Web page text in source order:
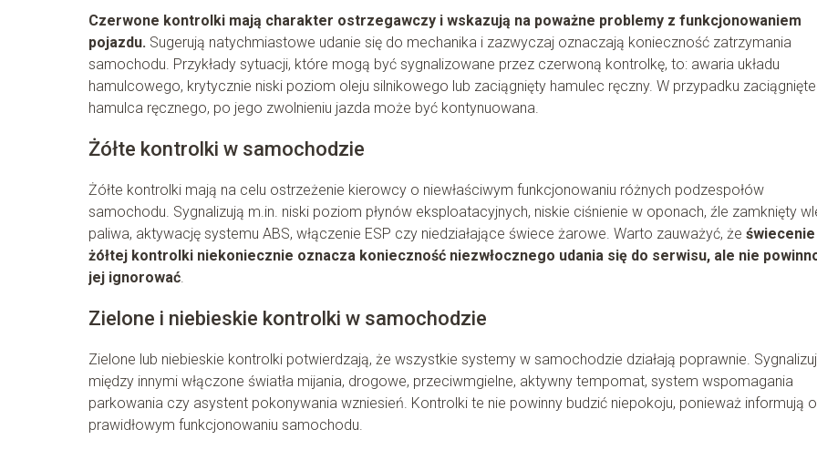
Czerwone kontrolki mają charakter ostrzegawczy i wskazują na poważne problemy z funkcjonowaniem
pojazdu. Sugerują natychmiastowe udanie się do mechanika i zazwyczaj oznaczają konieczność zatrzymania
samochodu. Przykłady sytuacji, które mogą być sygnalizowane przez czerwoną kontrolkę, to: awaria układu
hamulcowego, krytycznie niski poziom oleju silnikowego lub zaciągnięty hamulec ręczny. W przypadku
hamulca ręcznego, po jego zwolnieniu jazda może być kontynuowana.
Żółte kontrolki w samochodzie
Żółte kontrolki mają na celu ostrzeżenie kierowcy o niewłaściwym funkcjonowaniu różnych podzespołów
samochodu. Sygnalizują m.in. niski poziom płynów eksploatacyjnych, niskie ciśnienie w oponach, źle zamknięty
paliwa, aktywację systemu ABS, włączenie ESP czy niedziałające świece żarowe. Warto zauważyć, że
żółtej kontrolki niekoniecznie oznacza konieczność niezwłocznego udania się do serwisu, ale nie
jej ignorować.
Zielone i niebieskie kontrolki w samochodzie
Zielone lub niebieskie kontrolki potwierdzają, że wszystkie systemy w samochodzie działają poprawnie.
między innymi włączone światła mijania, drogowe, przeciwmgielne, aktywny tempomat, system wspomagania
parkowania czy asystent pokonywania wzniesień. Kontrolki te nie powinny budzić niepokoju, ponieważ informują o
prawidłowym funkcjonowaniu samochodu.